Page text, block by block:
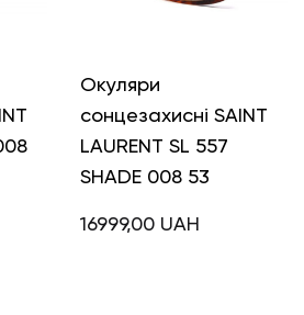
Окуляри
сонцезахисні SAINT
LAURENT SL 557
SHADE 008 53
16999,00 UAH